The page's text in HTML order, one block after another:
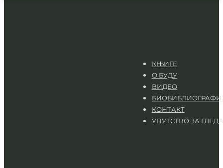
КЊИГЕ
О БУДУ
ВИДЕО
КОНТАКТ
УПУТСТВО ЗА